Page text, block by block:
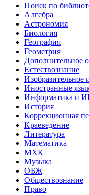
Поиск по
Алгебра
Астрономия
Биология
География
Геометрия
Дополнительное
Естествознание
Изобразительное
Иностранные
Информатика и
История
Коррекционная
Краеведение
Литература
Математика
МХК
Музыка
ОБЖ
Обществознание
Право